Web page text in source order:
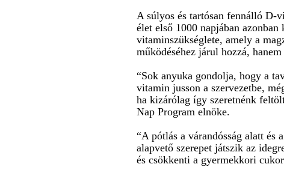
A súlyos és tartósan fennálló D-
élet első 1000 napjában
vitaminszükséglete, amely a
működéséhez járul hozzá,
“Sok anyuka gondolja, hogy a
vitamin jusson a szervezetbe,
ha kizárólag így szeretnénk
Nap Program elnöke.
“A pótlás a várandósság alatt és
alapvető szerepet játszik az
és csökkenti a gyermekkori